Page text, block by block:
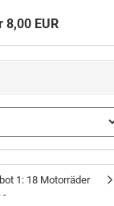
8,00 EUR
1: 18 Motorräder
-